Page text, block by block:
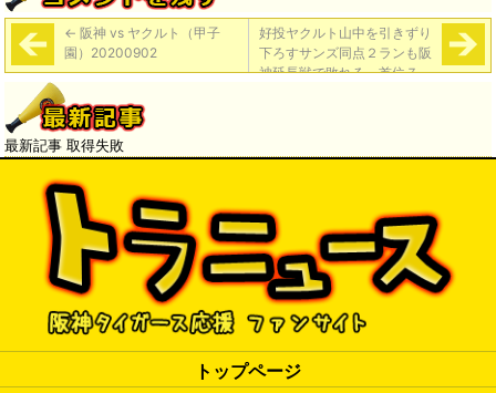
← 阪神 vs ヤクルト（甲子
園）20200902
好投ヤクルト山中を引きずり
下ろすサンズ同点２ランも阪
神延長戦で敗れる、首位７．
最新記事 取得失敗
トップページ